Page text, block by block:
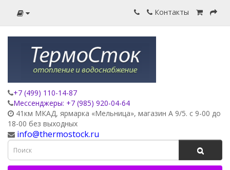
Контакты
+7 (499) 110-14-87
Мессенджеры: +7 (985) 920-04-64
41км МКАД, ярмарка «Мельница», магазин А 9/5. с 9-00 до
18-00 без выходных
info@thermostock.ru